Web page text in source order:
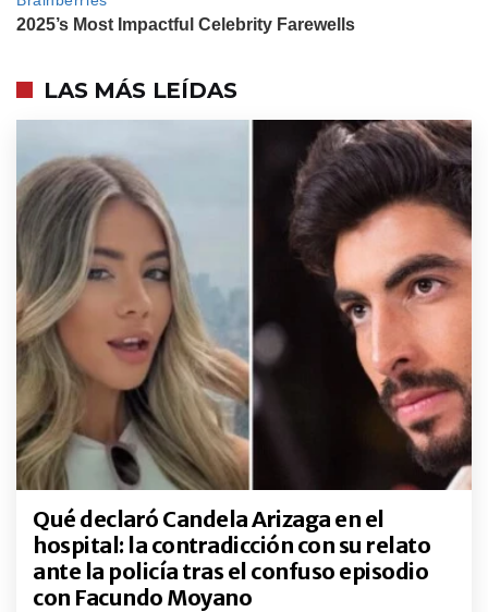
LAS MÁS LEÍDAS
Qué declaró Candela Arizaga en el
hospital: la contradicción con su relato
ante la policía tras el confuso episodio
con Facundo Moyano
ENTRETENIMIENTO
en brazos y con emocionantes
ENTRETENIMIENTO
La inesperada confesión de Maia
Reficco al contar cómo es
acompañar a Franco Colapinto en
la F1
ENTRETENIMIENTO
Así fue el reencuentro de Franco
Poggio con Lizardo Ponce tras su
paso por Gran Hermano: "Me
esperó con un ramo de flores"
ENTRETENIMIENTO
Cómo vive Valentina Cervantes
sus días en el Mundial y la
tradición que no quiere que sus
hijos pierdan: "Eso es lo que más
me gusta de venir"
ENTRETENIMIENTO
Maru Botana recordó qué fue lo
primero que pensó cuando le
dijeron que su bebé había muerto